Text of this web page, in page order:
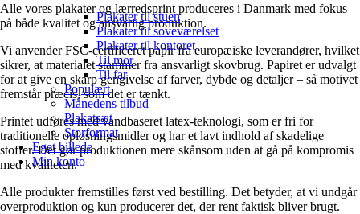
Plakater til stuen
Plakater til soveværelset
Plakater til kontoret
Til mor
Til far
Populært
Månedens tilbud
Plakatsæt
Storformat
Eget billede
Min konto
Alle vores plakater og lærredsprint produceres i Danmark med fokus
på både kvalitet og ansvarlig produktion.
Vi anvender FSC-certificeret papir fra europæiske leverandører, hvilket
sikrer, at materialet stammer fra ansvarligt skovbrug. Papiret er udvalgt
for at give en skarp gengivelse af farver, dybde og detaljer – så motivet
fremstår præcis, som det er tænkt.
Printet udføres med vandbaseret latex-teknologi, som er fri for
traditionelle opløsningsmidler og har et lavt indhold af skadelige
stoffer. Det gør produktionen mere skånsom uden at gå på kompromis
med kvaliteten.
Alle produkter fremstilles først ved bestilling. Det betyder, at vi undgår
overproduktion og kun producerer det, der rent faktisk bliver brugt.